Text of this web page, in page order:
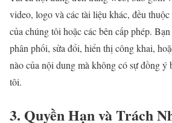
video, logo và các tài liệu khác, đều
của chúng tôi hoặc các bên cấp phép.
phân phối, sửa đổi, hiển thị công khai,
nào của nội dung mà không có sự đồng ý
tôi.
3. Quyền Hạn và Trách